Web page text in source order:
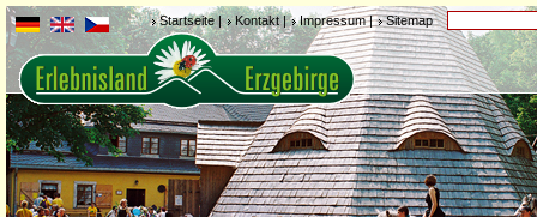
Startseite| Kontakt| Impressum| Sitemap